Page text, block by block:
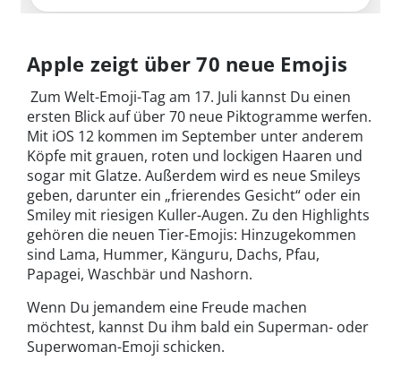
Apple zeigt über 70 neue Emojis
Zum Welt-Emoji-Tag am 17. Juli kannst Du einen
ersten Blick auf über 70 neue Piktogramme werfen.
Mit iOS 12 kommen im September unter anderem
Köpfe mit grauen, roten und lockigen Haaren und
sogar mit Glatze. Außerdem wird es neue Smileys
geben, darunter ein „frierendes Gesicht“ oder ein
Smiley mit riesigen Kuller-Augen. Zu den Highlights
gehören die neuen Tier-Emojis: Hinzugekommen
sind Lama, Hummer, Känguru, Dachs, Pfau,
Papagei, Waschbär und Nashorn.
Wenn Du jemandem eine Freude machen
möchtest, kannst Du ihm bald ein Superman- oder
Superwoman-Emoji schicken.